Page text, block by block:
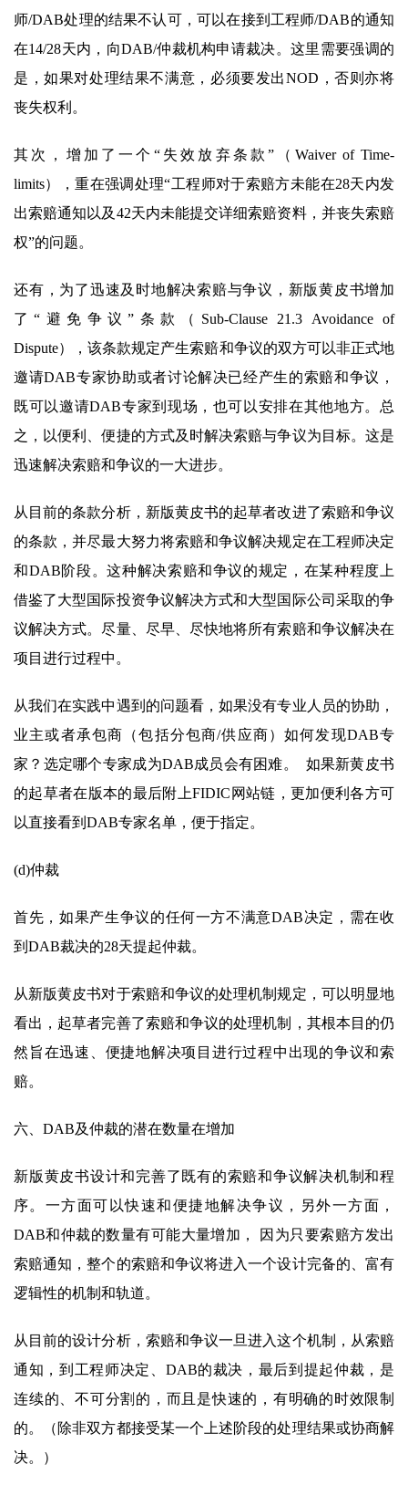
师/DAB处理的结果不认可，可以在接到工程师/DAB的通知
在14/28天内，向DAB/仲裁机构申请裁决。这里需要强调的
是，如果对处理结果不满意，必须要发出NOD，否则亦将
丧失权利。
其次，增加了一个“失效放弃条款”（Waiver of Time-
limits），重在强调处理“工程师对于索赔方未能在28天内发
出索赔通知以及42天内未能提交详细索赔资料，并丧失索赔
权”的问题。
还有，为了迅速及时地解决索赔与争议，新版黄皮书增加
了“避免争议”条款（Sub-Clause 21.3 Avoidance of
Dispute），该条款规定产生索赔和争议的双方可以非正式地
邀请DAB专家协助或者讨论解决已经产生的索赔和争议，
既可以邀请DAB专家到现场，也可以安排在其他地方。总
之，以便利、便捷的方式及时解决索赔与争议为目标。这是
迅速解决索赔和争议的一大进步。
从目前的条款分析，新版黄皮书的起草者改进了索赔和争议
的条款，并尽最大努力将索赔和争议解决规定在工程师决定
和DAB阶段。这种解决索赔和争议的规定，在某种程度上
借鉴了大型国际投资争议解决方式和大型国际公司采取的争
议解决方式。尽量、尽早、尽快地将所有索赔和争议解决在
项目进行过程中。
从我们在实践中遇到的问题看，如果没有专业人员的协助，
业主或者承包商（包括分包商/供应商）如何发现DAB专
家？选定哪个专家成为DAB成员会有困难。 如果新黄皮书
的起草者在版本的最后附上FIDIC网站链，更加便利各方可
以直接看到DAB专家名单，便于指定。
(d)仲裁
首先，如果产生争议的任何一方不满意DAB决定，需在收
到DAB裁决的28天提起仲裁。
从新版黄皮书对于索赔和争议的处理机制规定，可以明显地
看出，起草者完善了索赔和争议的处理机制，其根本目的仍
然旨在迅速、便捷地解决项目进行过程中出现的争议和索
赔。
六、DAB及仲裁的潜在数量在增加
新版黄皮书设计和完善了既有的索赔和争议解决机制和程
序。一方面可以快速和便捷地解决争议，另外一方面，
DAB和仲裁的数量有可能大量增加， 因为只要索赔方发出
索赔通知，整个的索赔和争议将进入一个设计完备的、富有
逻辑性的机制和轨道。
从目前的设计分析，索赔和争议一旦进入这个机制，从索赔
通知，到工程师决定、DAB的裁决，最后到提起仲裁，是
连续的、不可分割的，而且是快速的，有明确的时效限制
的。（除非双方都接受某一个上述阶段的处理结果或协商解
决。）